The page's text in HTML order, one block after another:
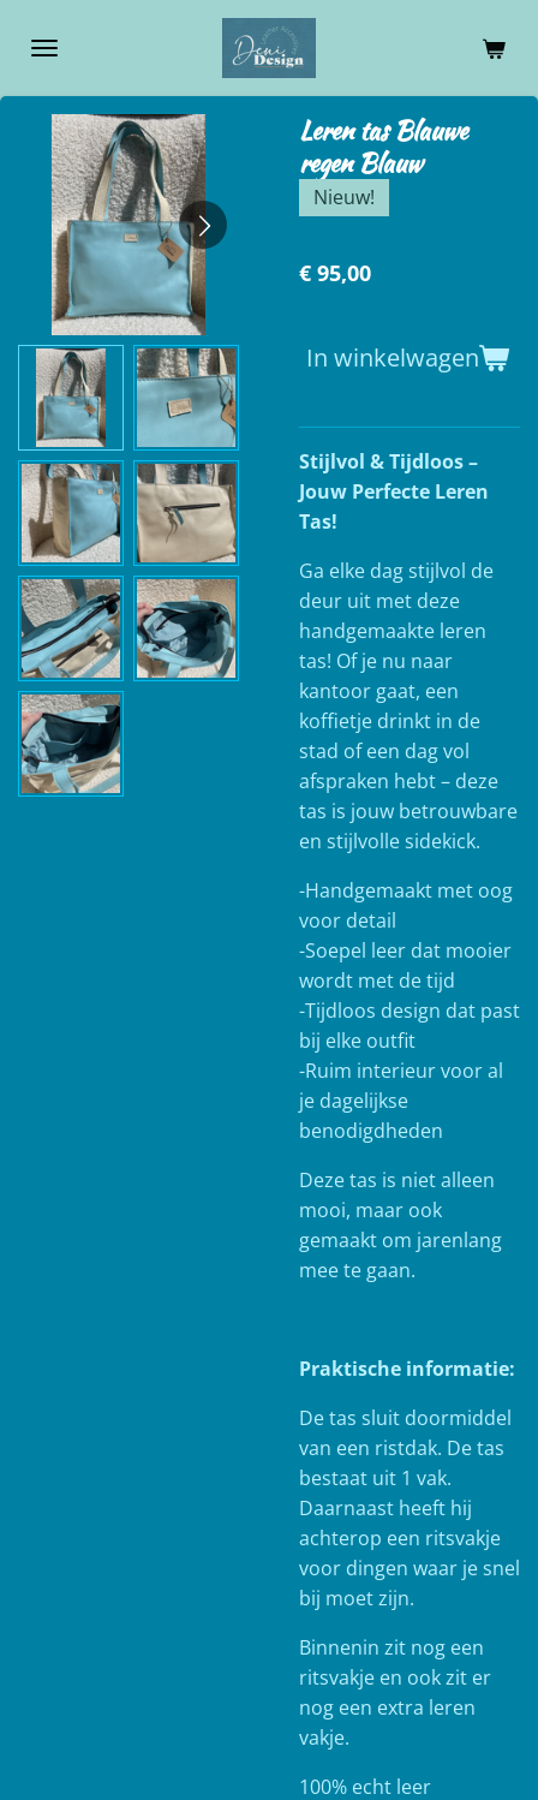
direct
hoofdinhoud
Leren tas Blauwe
regen Blauw
Nieuw!
€ 95,00
In winkelwagen
Stijlvol & Tijdloos –
Jouw Perfecte Leren
Tas!
Ga elke dag stijlvol de
deur uit met deze
handgemaakte leren
tas! Of je nu naar
kantoor gaat, een
koffietje drinkt in de
stad of een dag vol
afspraken hebt – deze
tas is jouw betrouwbare
en stijlvolle sidekick.
-Handgemaakt met oog
voor detail
-Soepel leer dat mooier
wordt met de tijd
-Tijdloos design dat past
bij elke outfit
-Ruim interieur voor al
je dagelijkse
benodigdheden
Deze tas is niet alleen
mooi, maar ook
gemaakt om jarenlang
mee te gaan.
Praktische informatie:
De tas sluit doormiddel
van een ristdak. De tas
bestaat uit 1 vak.
Daarnaast heeft hij
achterop een ritsvakje
voor dingen waar je snel
bij moet zijn.
Binnenin zit nog een
ritsvakje en ook zit er
nog een extra leren
vakje.
100% echt leer